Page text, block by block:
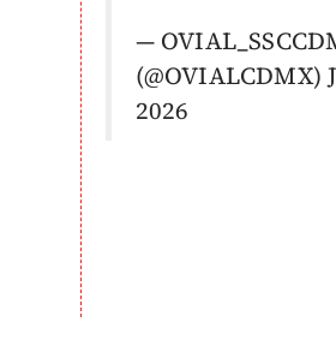
—
(@OVIALCDMX)
2026